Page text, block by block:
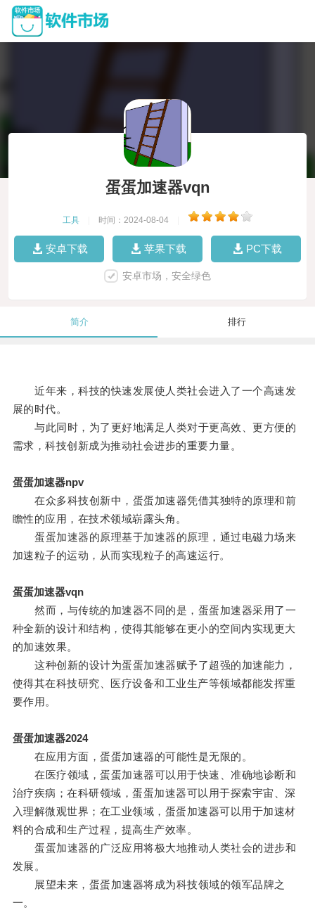
蛋蛋加速器vqn
工具 时间：2024-08-04
安卓下载 苹果下载 PC下载
安卓市场，安全绿色
简介 排行
近年来，科技的快速发展使人类社会进入了一个高速发
展的时代。
与此同时，为了更好地满足人类对于更高效、更方便的
需求，科技创新成为推动社会进步的重要力量。
蛋蛋加速器npv
在众多科技创新中，蛋蛋加速器凭借其独特的原理和前
瞻性的应用，在技术领域崭露头角。
蛋蛋加速器的原理基于加速器的原理，通过电磁力场来
加速粒子的运动，从而实现粒子的高速运行。
蛋蛋加速器vqn
然而，与传统的加速器不同的是，蛋蛋加速器采用了一
种全新的设计和结构，使得其能够在更小的空间内实现更大
的加速效果。
这种创新的设计为蛋蛋加速器赋予了超强的加速能力，
使得其在科技研究、医疗设备和工业生产等领域都能发挥重
要作用。
蛋蛋加速器2024
在应用方面，蛋蛋加速器的可能性是无限的。
在医疗领域，蛋蛋加速器可以用于快速、准确地诊断和
治疗疾病；在科研领域，蛋蛋加速器可以用于探索宇宙、深
入理解微观世界；在工业领域，蛋蛋加速器可以用于加速材
料的合成和生产过程，提高生产效率。
蛋蛋加速器的广泛应用将极大地推动人类社会的进步和
发展。
展望未来，蛋蛋加速器将成为科技领域的领军品牌之
一。